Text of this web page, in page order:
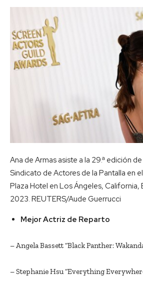
Ana de Armas asiste a la 29.ª edición
Sindicato de Actores de la Pantalla en
Plaza Hotel en Los Ángeles, California,
2023. REUTERS/Aude Guerrucci
Mejor Actriz de Reparto
– Angela Bassett “Black Panther:
– Stephanie Hsu “Everything